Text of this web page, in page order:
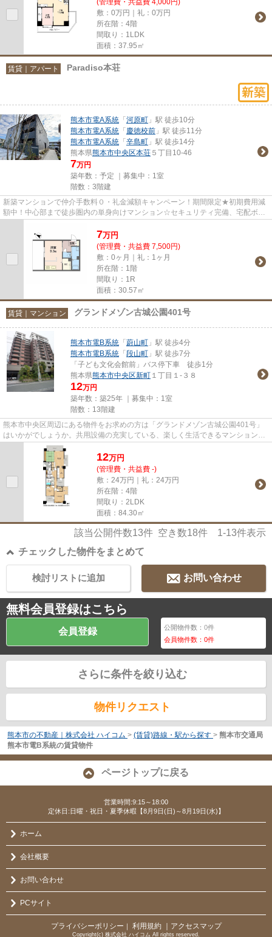
(管理費・共益費 4,000円)
敷：0万円｜礼：0万円
所在階：4階
間取り：1LDK
面積：37.95㎡
賃貸｜アパート Paradiso本荘
熊本市電A系統 「 河原町 」駅 徒歩10分
熊本市電A系統 「 慶徳校前 」駅 徒歩11分
熊本市電A系統 「 辛島町 」駅 徒歩14分
熊本県熊本市中央区本荘 ５丁目10-46
7万円
築年数：予定 ｜募集中： 1室
階数：3階建
新築マンションで仲介手数料０・礼金減額キャンペーン！期間限定★初期費用減
額中！中心部まで徒歩圏内の単身向けマンション☆セキュリティ完備、宅配ボッ
7万円
(管理費・共益費 7,500円)
敷：0ヶ月｜礼：1ヶ月
所在階：1階
間取り：1R
面積：30.57㎡
賃貸｜マンション グランドメゾン古城公園401号
熊本市電B系統 「 蔚山町 」駅 徒歩4分
熊本市電B系統 「 段山町 」駅 徒歩7分
「子ども文化会館前」バス停下車 徒歩1分
熊本県熊本市中央区新町 １丁目１-３８
12万円
築年数：築25年 ｜募集中： 1室
階数：13階建
熊本市中央区周辺にある物件をお求めの方は「グランドメゾン古城公園401号」
はいかがでしょうか。共用設備の充実している、楽しく生活できるマンションで
す。お車をお持ちの方に駐車ス...
12万円
(管理費・共益費 -)
敷：24万円｜礼：24万円
所在階：4階
間取り：2LDK
面積：84.30㎡
該当公開件数13件 空き数18件 1-13件表示
チェックした物件をまとめて
お問い合わせ
検討リストに追加
無料会員登録はこちら
会員登録 公開物件数：0件
会員物件数：0件
さらに条件を絞り込む
物件リクエスト
熊本市の不動産｜株式会社 ハイコム > (賃貸)路線・駅から探す > 熊本市交通局
熊本市電B系統の賃貸物件
ページトップに戻る
営業時間:9:15～18:00
定休日:日曜・祝日・夏季休暇【8月9日(日)～8月19日(水)】
ホーム
会社概要
お問い合わせ
PCサイト
プライバシーポリシー ｜ 利用規約 ｜アクセスマップ
Copyright(c) 株式会社 ハイコム All rights reserved.